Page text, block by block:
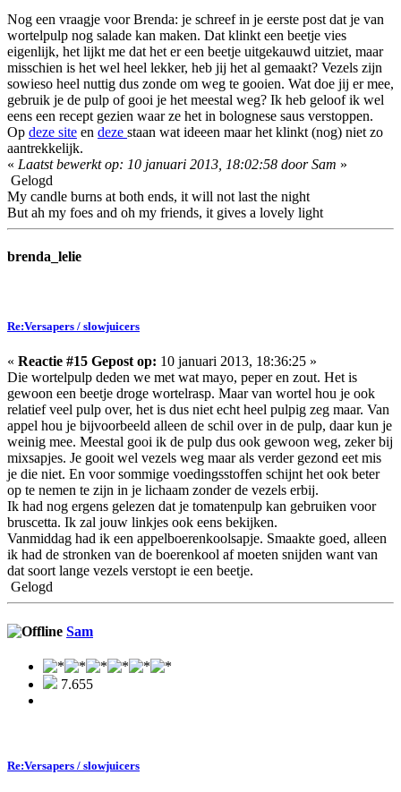
Nog een vraagje voor Brenda: je schreef in je eerste post dat je van
wortelpulp nog salade kan maken. Dat klinkt een beetje vies
eigenlijk, het lijkt me dat het er een beetje uitgekauwd uitziet, maar
misschien is het wel heel lekker, heb jij het al gemaakt? Vezels zijn
sowieso heel nuttig dus zonde om weg te gooien. Wat doe jij er mee,
gebruik je de pulp of gooi je het meestal weg? Ik heb geloof ik wel
eens een recept gezien waar ze het in bolognese saus verstoppen.
Op deze site en deze staan wat ideeen maar het klinkt (nog) niet zo
aantrekkelijk.
« Laatst bewerkt op: 10 januari 2013, 18:02:58 door Sam »
Gelogd
My candle burns at both ends, it will not last the night
But ah my foes and oh my friends, it gives a lovely light
brenda_lelie
Re:Versapers / slowjuicers
« Reactie #15 Gepost op: 10 januari 2013, 18:36:25 »
Die wortelpulp deden we met wat mayo, peper en zout. Het is
gewoon een beetje droge wortelrasp. Maar van wortel hou je ook
relatief veel pulp over, het is dus niet echt heel pulpig zeg maar. Van
appel hou je bijvoorbeeld alleen de schil over in de pulp, daar kun je
weinig mee. Meestal gooi ik de pulp dus ook gewoon weg, zeker bij
mixsapjes. Je gooit wel vezels weg maar als verder gezond eet mis
je die niet. En voor sommige voedingsstoffen schijnt het ook beter
op te nemen te zijn in je lichaam zonder de vezels erbij.
Ik had nog ergens gelezen dat je tomatenpulp kan gebruiken voor
bruscetta. Ik zal jouw linkjes ook eens bekijken.
Vanmiddag had ik een appelboerenkoolsapje. Smaakte goed, alleen
ik had de stronken van de boerenkool af moeten snijden want van
dat soort lange vezels verstopt ie een beetje.
Gelogd
Sam
7.655
Re:Versapers / slowjuicers